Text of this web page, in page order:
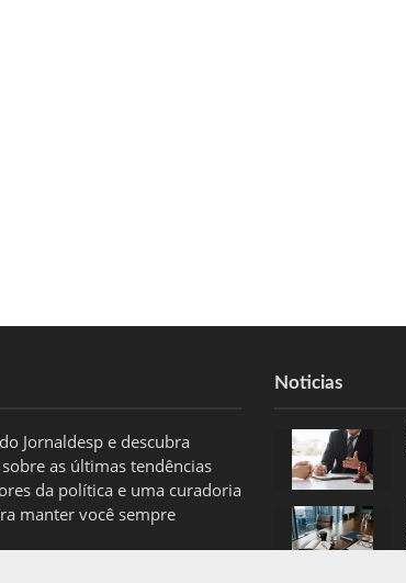
Jornaldesp e descubra
as últimas tendências
da política e uma curadoria
manter você sempre
Noticias